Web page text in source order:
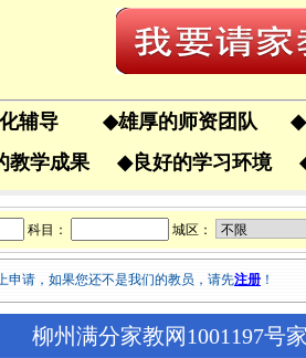
化辅导 ◆雄厚的师资团队 ◆
教学成果 ◆良好的学习环境
科目： 城区：
申请，如果您还不是我们的教员，请先注册 ！
柳州满分家教网1001197号